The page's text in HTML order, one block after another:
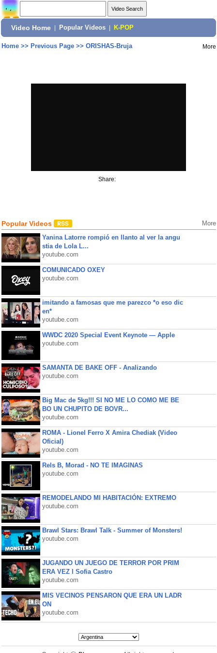
Video Home Popular Videos K-POP
Home>> Previous Page>> ORISHAS-Bruja More
Share:
Popular Videos More
Yanina Latorre rompió en llanto al ver la angu
stia de Lola L...
youtube.com
COMUNICADO OXEY
youtube.com
imitando a famosas que me parezco *o eso dic
en*
youtube.com
WWDC 2020 Special Event Keynote — Apple
youtube.com
SAMANTA DE BAKE OFF - Analizando
youtube.com
Big Mac de 5kg!!! SI NO ME LO COMO ME BE
BO UN CHUPITO DE BOVR...
youtube.com
ROMA - Lionel Ferro X Amira Chediak (Video
Oficial)
youtube.com
Rels B, Morad - NO TE IMAGINAS
youtube.com
REMODELANDO MI HABITACIÓN: EXTREMO
youtube.com
Brawl Stars: Brawl Talk - Summer of Monsters!
youtube.com
JUGANDO UN JUEGO DE TERROR POR PRIM
ERA VEZ l Sofia Castro
youtube.com
MIS VECINOS PENSARON QUE ERA UN LADR
ON
youtube.com